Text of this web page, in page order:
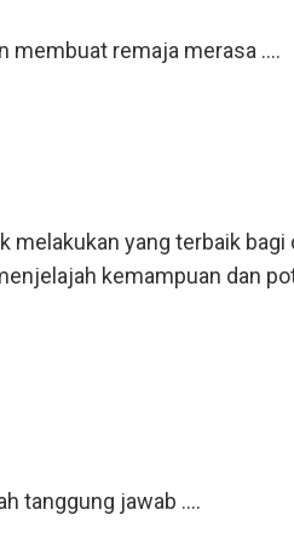
membuat remaja merasa ....
yang terbaik bagi
kemampuan dan
tanggung jawab ....